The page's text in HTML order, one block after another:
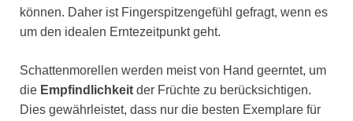
können. Daher ist Fingerspitzengefühl gefragt, wenn es
um den idealen Erntezeitpunkt geht.
Schattenmorellen werden meist von Hand geerntet, um
die Empfindlichkeit der Früchte zu berücksichtigen.
Dies gewährleistet, dass nur die besten Exemplare für